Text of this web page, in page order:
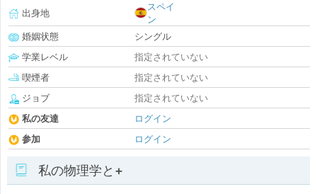
出身地
スペイ
ン
婚姻状態
シングル
学業レベル
指定されていない
喫煙者
指定されていない
ジョブ
指定されていない
私の友達
ログイン
参加
ログイン
私の物理学と+